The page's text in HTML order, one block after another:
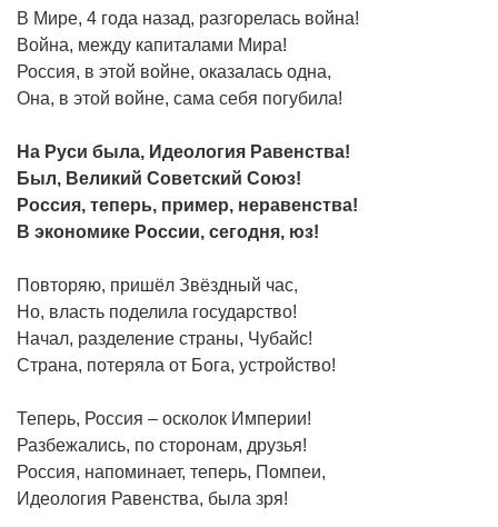
В Мире, 4 года назад, разгорелась война!
Война, между капиталами Мира!
Россия, в этой войне, оказалась одна,
Она, в этой войне, сама себя погубила!
На Руси была, Идеология Равенства!
Был, Великий Советский Союз!
Россия, теперь, пример, неравенства!
В экономике России, сегодня, юз!
Повторяю, пришёл Звёздный час,
Но, власть поделила государство!
Начал, разделение страны, Чубайс!
Страна, потеряла от Бога, устройство!
Теперь, Россия – осколок Империи!
Разбежались, по сторонам, друзья!
Россия, напоминает, теперь, Помпеи,
Идеология Равенства, была зря!